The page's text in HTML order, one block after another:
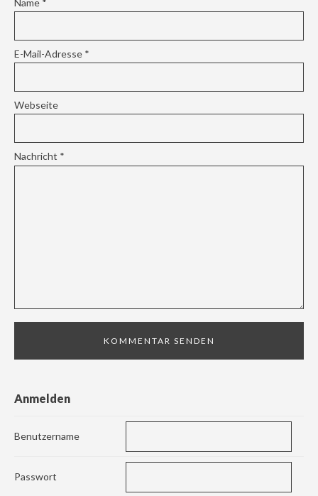
E-Mail-Adresse *
Webseite
Nachricht *
Anmelden
Benutzername
Passwort